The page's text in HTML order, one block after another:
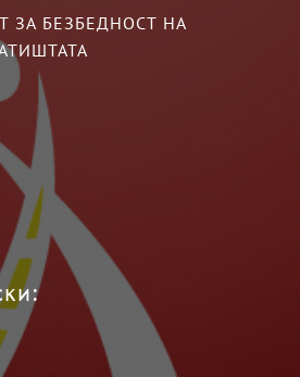
ЗА БЕЗБЕДНОСТ НА